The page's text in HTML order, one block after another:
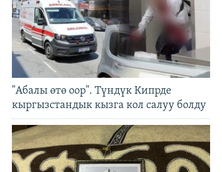
"Абалы өтө оор". Түндүк Кипрде
кыргызстандык кызга кол салуу болду